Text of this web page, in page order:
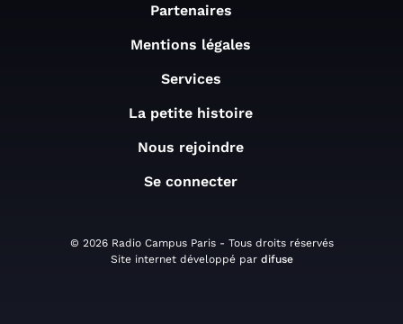
Partenaires
Mentions légales
Services
La petite histoire
Nous rejoindre
Se connecter
© 2026 Radio Campus Paris - Tous droits réservés
Site internet développé par difuse